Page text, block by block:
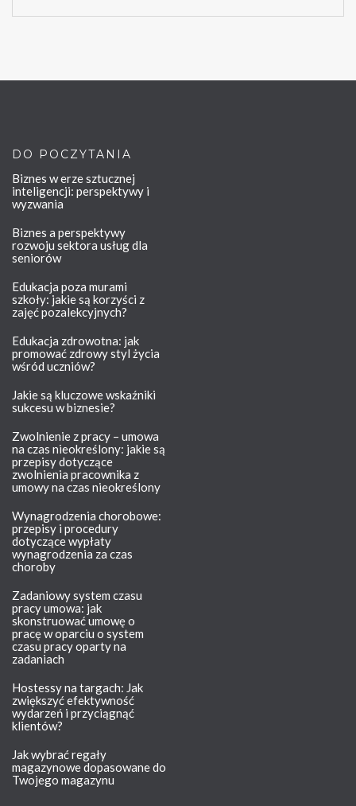
DO POCZYTANIA
Biznes w erze sztucznej
inteligencji: perspektywy i
wyzwania
Biznes a perspektywy
rozwoju sektora usług dla
seniorów
Edukacja poza murami
szkoły: jakie są korzyści z
zajęć pozalekcyjnych?
Edukacja zdrowotna: jak
promować zdrowy styl życia
wśród uczniów?
Jakie są kluczowe wskaźniki
sukcesu w biznesie?
Zwolnienie z pracy – umowa
na czas nieokreślony: jakie są
przepisy dotyczące
zwolnienia pracownika z
umowy na czas nieokreślony
Wynagrodzenia chorobowe:
przepisy i procedury
dotyczące wypłaty
wynagrodzenia za czas
choroby
Zadaniowy system czasu
pracy umowa: jak
skonstruować umowę o
pracę w oparciu o system
czasu pracy oparty na
zadaniach
Hostessy na targach: Jak
zwiększyć efektywność
wydarzeń i przyciągnąć
klientów?
Jak wybrać regały
magazynowe dopasowane do
Twojego magazynu